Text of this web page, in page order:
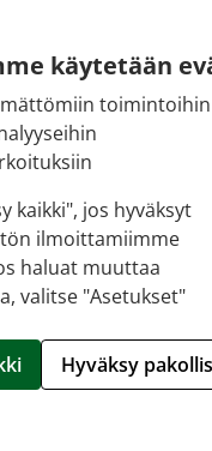
käytetään
toimintoihin
kaikki", jos hyväksyt
ilmoittamiimme
haluat muuttaa
valitse "Asetukset"
Hyväksy